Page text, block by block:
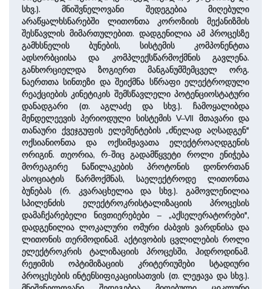
სხვ.). მნიშვნელოვანი შედეგებია მიღებული
არაწყალხსნარებში ლითონთა კოროზიის მექანიზმის
შესწავლის მიმართულებით. დადგენილია ამ პროცესზე
გამხსნელის ბუნების, სისტემის კომპონენტთა
ადსორბციისა და კომპლექსწარმოქმნის გავლენა.
განხორციელდა ზოგიერთ მანგანუმშემცველ ორგ.
ნაერთთა სინთეზი და შეიქმნა სწრაფი ელექტროდული
რეაქციების კინეტიკის შემსწავლელი პოტენციოსტატური
დანადგარი (თ. აგლაძე და სხვ.). ჩამოყალიბდა
მენდელეევის პერიოდული სისტემის V–VII მთავარი და
თანაური ქვეჯგუფის ელემენტების „ძნელად აღსადგენ"
ოქსიანიონთა და ოქსიმჟავათა ელექტროაღდგენის
ორიგინ. თეორია, რ-შიც გადამწყვეტი როლი ენიჭება
მორეაგირე ნაწილაკების პროტონის დონორთან
ასოციატის წარმოქმნას, საელექტროდე ლითონთა
ბუნებას (რ. კვარაცხელია და სხვ.). გამოვლენილია
სპილენძის ელექტროკრისტალიზაციის პროცესის
დამაჩქარებელი ნივთიერებები – „აქსელერატორები",
დადგენილია ლოკალური ომური ძაბვის ვარდნისა და
ლითონის თერმოდინამ. აქტივობის ცვლილების როლი
ელექტროკრის ტალიზაციის პროცესში, ჰიდროდინამ.
რეჟიმის ოპტიმიზაციის კრიტერიუმები სტადიური
პროცესების ინტენსიფიკაციისათვის (თ. ლეჟავა და სხვ.).